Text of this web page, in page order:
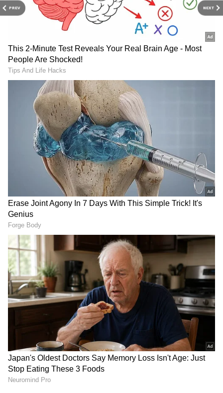
PREV NEXT
Related Articles
Bike Ride Issues : பைக் ஓட்டுவதால்
ஏற்படும் முதுவலியை சரி செய்வது
எப்படி?
Bajaj Avenger 220: பஜாஜின் புதிய
அவெஞ்சர் ஸ்ட்ரீட் 220 பைக்..
அட்டகாசமான அப்டேட்களுடன்
3
9
Image Credit :